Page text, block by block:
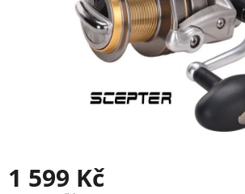
1 599 Kč